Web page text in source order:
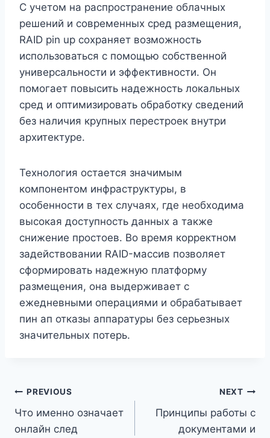
С учетом на распространение облачных
решений и современных сред размещения,
RAID pin up сохраняет возможность
использоваться с помощью собственной
универсальности и эффективности. Он
помогает повысить надежность локальных
сред и оптимизировать обработку сведений
без наличия крупных перестроек внутри
архитектуре.
Технология остается значимым
компонентом инфраструктуры, в
особенности в тех случаях, где необходима
высокая доступность данных а также
снижение простоев. Во время корректном
задействовании RAID-массив позволяет
сформировать надежную платформу
размещения, она выдерживает с
ежедневными операциями и обрабатывает
пин ап отказы аппаратуры без серьезных
значительных потерь.
PREVIOUS
Что именно означает
онлайн след
NEXT
Принципы работы с
документами и